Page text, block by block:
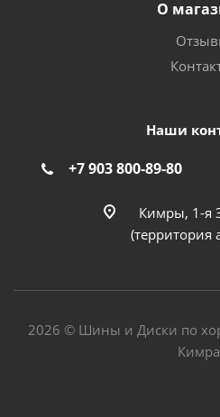
О
Наши
+7 903 800-89-80
Кимры, 1-я
(территория
2026 © Шины и Диски по